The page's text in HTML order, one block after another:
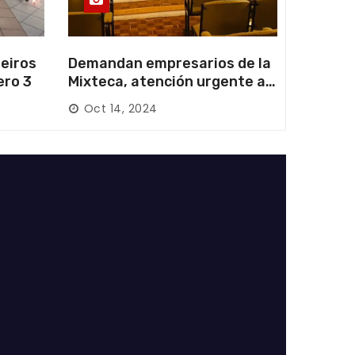
3
Demandan empresarios de la
Mixteca, atención urgente a
las carreteras locales y
federales
Oct 14, 2024